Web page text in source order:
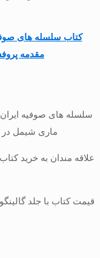
کتاب سلسله های
مقدمه
سلسله های صوفیه ایران
ماری شیمل در قطع وزیری
علاقه مندان به خرید